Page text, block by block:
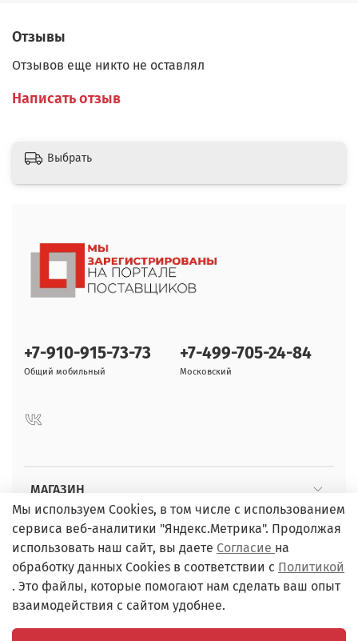
Отзывы
Отзывов еще никто не оставлял
Написать отзыв
Выбрать
МАГАЗИН
ПОКУПАТЕЛЯМ
+7-910-915-73-73
Общий мобильный
+7-499-705-24-84
Московский
ИП Чернов Л.Я. / Адрес: г. Обнинск, пр. Ленина, д.75А. /
ИНН 402501959755, ОГРНИП 30440250610002 / email:
Мы используем Cookies, в том числе с использованием
сервиса веб-аналитики "Яндекс.Метрика". Продолжая
использовать наш сайт, вы даете Согласие на
обработку данных Cookies в соответствии с Политикой
. Это файлы, которые помогают нам сделать ваш опыт
взаимодействия с сайтом удобнее.